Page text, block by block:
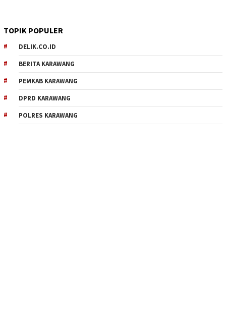
TOPIK POPULER
DELIK.CO.ID
BERITA KARAWANG
PEMKAB KARAWANG
DPRD KARAWANG
POLRES KARAWANG